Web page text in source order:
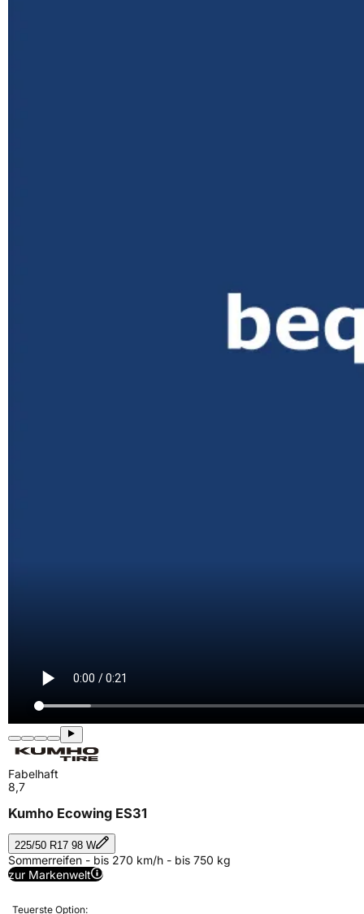
Fabelhaft
8,7
Kumho Ecowing ES31
225/50 R17 98 W
Sommerreifen - bis 270 km/h - bis 750 kg
zur Markenwelt
Teuerste Option: